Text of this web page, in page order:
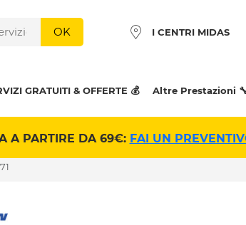
OK I CENTRI MIDAS
GRATUITI & OFFERTE 💰 Altre Prestazioni
A PARTIRE DA 69€: FAI UN